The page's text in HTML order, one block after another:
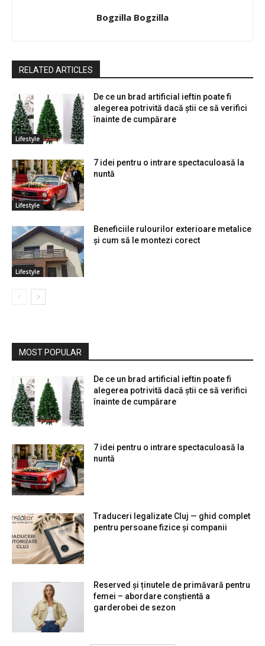
Bogzilla Bogzilla
RELATED ARTICLES
Lifestyle
De ce un brad artificial ieftin poate fi
alegerea potrivită dacă știi ce să verifici
înainte de cumpărare
Lifestyle
7 idei pentru o intrare spectaculoasă la
nuntă
Lifestyle
Beneficiile rulourilor exterioare metalice
și cum să le montezi corect
MOST POPULAR
De ce un brad artificial ieftin poate fi
alegerea potrivită dacă știi ce să verifici
înainte de cumpărare
7 idei pentru o intrare spectaculoasă la
nuntă
Traduceri legalizate Cluj — ghid complet
pentru persoane fizice și companii
Reserved și ținutele de primăvară pentru
femei – abordare conștientă a
garderobei de sezon